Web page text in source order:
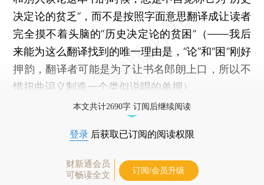
决定论的贫乏”，而不是按照字面意思翻译成让读者
完全摸不着头脑的“历史决定论的贫困”（——我后
来能为这么翻译找到的唯一理由是，“论”和“困”刚好
押韵，翻译者可能是为了让书名郎朗上口，所以不
惜扭曲词义制造一个类似说唱的单押）。
本文共计2690字 订阅后继续阅读
登录 后获取已订阅的阅读权限
财新通会员
可畅读全文
订阅/会员升级